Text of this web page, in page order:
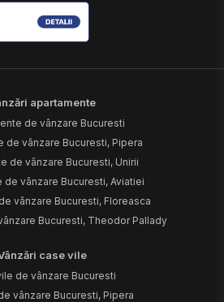
apartamente
de vânzare Bucuresti
de vânzare Bucuresti, Pipera
de vânzare Bucuresti, Unirii
de vânzare Bucuresti, Aviatiei
vânzare Bucuresti, Floreasca
Bucuresti, Theodor Pallady
case vile
de vânzare Bucuresti
vânzare Bucuresti, Pipera